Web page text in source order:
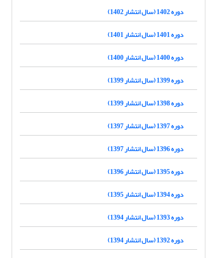
دوره 1402 (سال انتشار 1402)
دوره 1401 (سال انتشار 1401)
دوره 1400 (سال انتشار 1400)
دوره 1399 (سال انتشار 1399)
دوره 1398 (سال انتشار 1399)
دوره 1397 (سال انتشار 1397)
دوره 1396 (سال انتشار 1397)
دوره 1395 (سال انتشار 1396)
دوره 1394 (سال انتشار 1395)
دوره 1393 (سال انتشار 1394)
دوره 1392 (سال انتشار 1394)